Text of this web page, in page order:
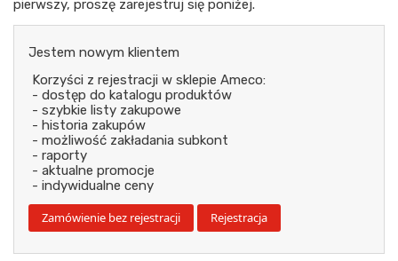
pierwszy, proszę zarejestruj się poniżej.
Jestem nowym klientem
Korzyści z rejestracji w sklepie Ameco:
- dostęp do katalogu produktów
- szybkie listy zakupowe
- historia zakupów
- możliwość zakładania subkont
- raporty
- aktualne promocje
- indywidualne ceny